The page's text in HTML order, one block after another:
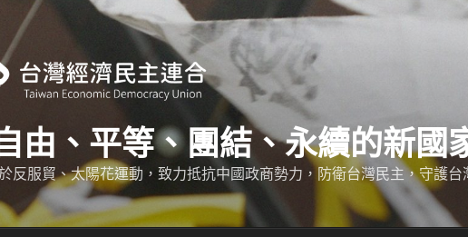
由、平等、團結、永續的新國
反服貿、太陽花運動，致力抵抗中國政商勢力，防衛台灣民主，守護